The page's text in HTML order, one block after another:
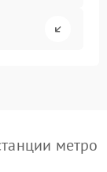
метро